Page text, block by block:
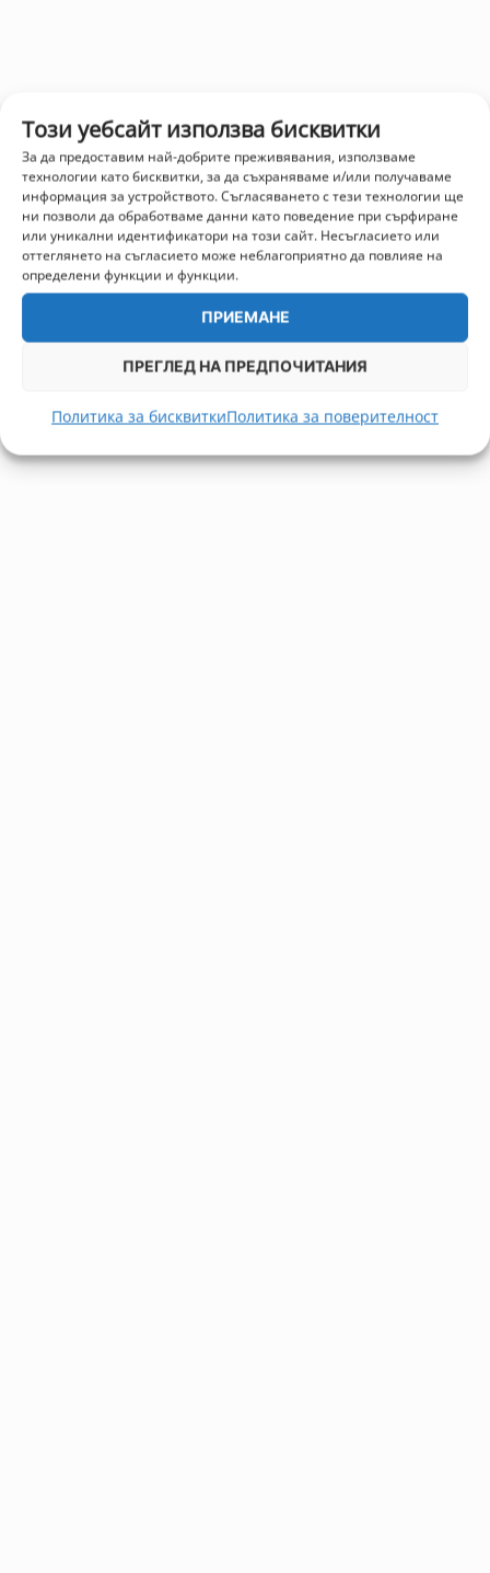
Този уебсайт използва бисквитки
За да предоставим най-добрите преживявания, използваме
технологии като бисквитки, за да съхраняваме и/или получаваме
информация за устройството. Съгласяването с тези технологии ще
ни позволи да обработваме данни като поведение при сърфиране
или уникални идентификатори на този сайт. Несъгласието или
оттеглянето на съгласието може неблагоприятно да повлияе на
определени функции и функции.
ПРИЕМАНЕ
ПРЕГЛЕД НА ПРЕДПОЧИТАНИЯ
Политика за бисквиткиПолитика за поверителност